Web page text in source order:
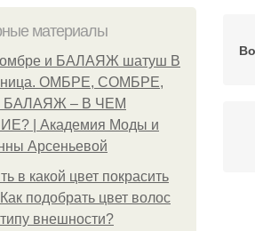
материалы
и БАЛАЯЖ шатуш В
ОМБРЕ, СОМБРЕ,
БАЛАЯЖ – В ЧЕМ
| Академия Моды и
Арсеньевой
в какой цвет покрасить
подобрать цвет волос
внешности?